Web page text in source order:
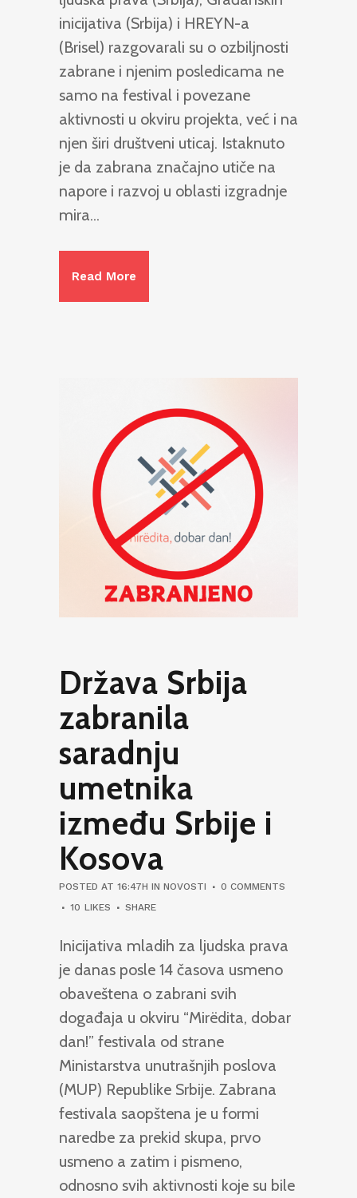
inicijativa (Srbija) i HREYN-a
(Brisel) razgovarali su o ozbiljnosti
zabrane i njenim posledicama ne
samo na festival i povezane
aktivnosti u okviru projekta, već i na
njen širi društveni uticaj. Istaknuto
je da zabrana značajno utiče na
napore i razvoj u oblasti izgradnje
mira...
Read More
Država Srbija
zabranila
saradnju
umetnika
između Srbije i
Kosova
POSTED AT 16:47H IN NOVOSTI
0 COMMENTS
10 LIKES SHARE
Inicijativa mladih za ljudska prava
je danas posle 14 časova usmeno
obaveštena o zabrani svih
događaja u okviru “Mirëdita, dobar
dan!” festivala od strane
Ministarstva unutrašnjih poslova
(MUP) Republike Srbije. Zabrana
festivala saopštena je u formi
naredbe za prekid skupa, prvo
usmeno a zatim i pismeno,
odnosno svih aktivnosti koje su bile